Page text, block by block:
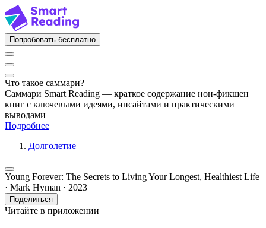
Попробовать бесплатно
Что такое саммари?
Саммари Smart Reading — краткое содержание нон-фикшен
книг с ключевыми идеями, инсайтами и практическими
выводами
Подробнее
Долголетие
Young Forever: The Secrets to Living Your Longest, Healthiest Life
· Mark Hyman · 2023
Поделиться
Читайте в приложении